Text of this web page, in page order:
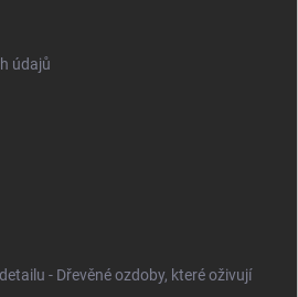
údajů
- Dřevěné ozdoby, které oživují